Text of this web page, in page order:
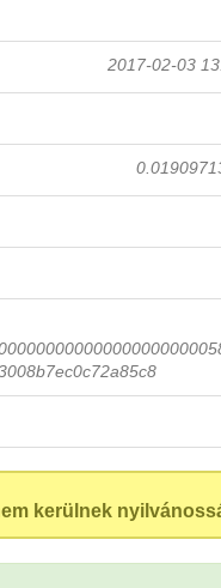
2017-02-03
kerülnek